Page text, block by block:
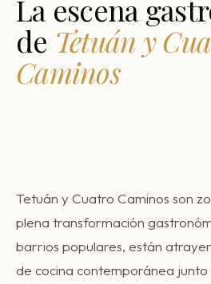
Consultoría Barcelona
Por qué fracasan
Traspasar restaurante
La escena
de Tetuán y
Caminos
Tetuán y Cuatro Caminos son
plena transformación
barrios populares, están
de cocina contemporánea junto